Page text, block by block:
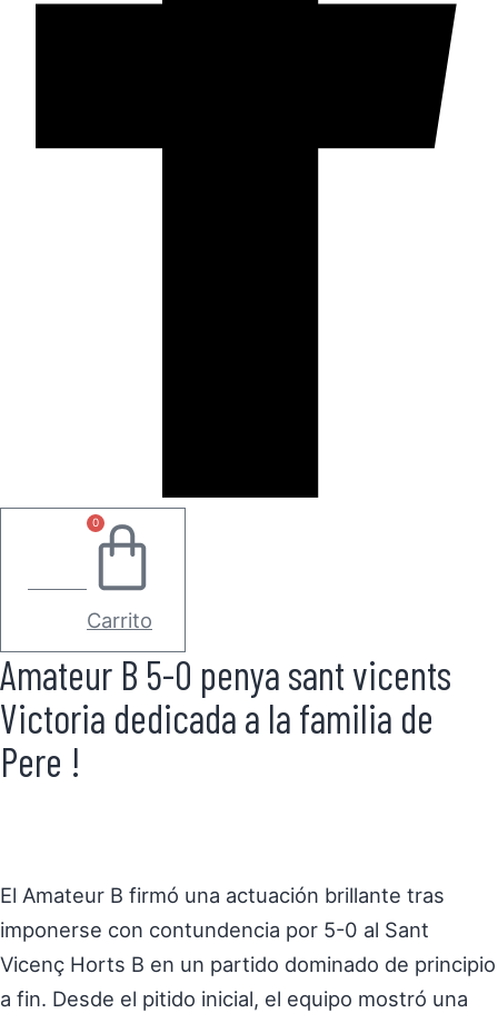
0
Carrito
Amateur B 5-0 penya sant vicents
Victoria dedicada a la familia de
Pere !
El Amateur B firmó una actuación brillante tras
imponerse con contundencia por 5-0 al Sant
Vicenç Horts B en un partido dominado de principio
a fin. Desde el pitido inicial, el equipo mostró una